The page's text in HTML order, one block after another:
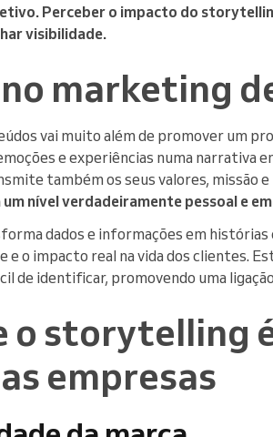
Perceber o impacto do
visibilidade.
marketing
vai muito além de promover um
e experiências numa narrativa
também os seus valores, missão
um nível verdadeiramente pessoal e
dados e informações em
e o impacto real na vida dos clientes.
de identificar, promovendo uma
o storytelling
empresas